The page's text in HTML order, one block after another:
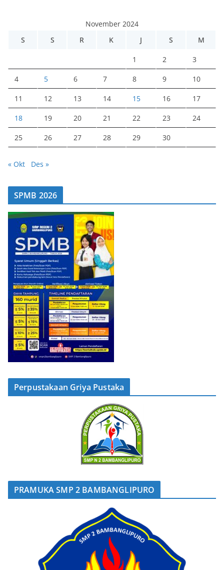
November 2024
S
S R K J S M
1 2 3
4 5 6 7 8 9 10
11 12 13 14 15 16 17
18 19 20 21 22 23 24
25 26 27 28 29 30
« Okt Des »
SPMB 2026
Perpustakaan Griya Pustaka
PRAMUKA SMP 2 BAMBANGLIPURO